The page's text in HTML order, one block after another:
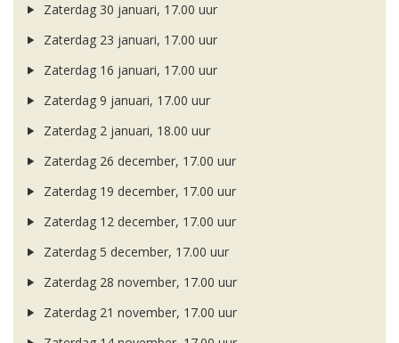
Zaterdag 30 januari, 17.00 uur
Zaterdag 23 januari, 17.00 uur
Zaterdag 16 januari, 17.00 uur
Zaterdag 9 januari, 17.00 uur
Zaterdag 2 januari, 18.00 uur
Zaterdag 26 december, 17.00 uur
Zaterdag 19 december, 17.00 uur
Zaterdag 12 december, 17.00 uur
Zaterdag 5 december, 17.00 uur
Zaterdag 28 november, 17.00 uur
Zaterdag 21 november, 17.00 uur